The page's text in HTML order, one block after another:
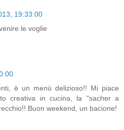
19:33:00
le voglie
è un menù delizioso!! Mi piace
creativa in cucina, la "sacher a
Buon weekend, un bacione!